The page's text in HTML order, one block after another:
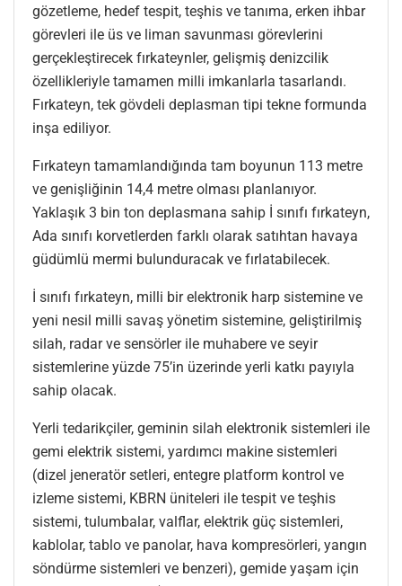
gözetleme, hedef tespit, teşhis ve tanıma, erken ihbar
görevleri ile üs ve liman savunması görevlerini
gerçekleştirecek fırkateynler, gelişmiş denizcilik
özellikleriyle tamamen milli imkanlarla tasarlandı.
Fırkateyn, tek gövdeli deplasman tipi tekne formunda
inşa ediliyor.
Fırkateyn tamamlandığında tam boyunun 113 metre
ve genişliğinin 14,4 metre olması planlanıyor.
Yaklaşık 3 bin ton deplasmana sahip İ sınıfı fırkateyn,
Ada sınıfı korvetlerden farklı olarak satıhtan havaya
güdümlü mermi bulunduracak ve fırlatabilecek.
İ sınıfı fırkateyn, milli bir elektronik harp sistemine ve
yeni nesil milli savaş yönetim sistemine, geliştirilmiş
silah, radar ve sensörler ile muhabere ve seyir
sistemlerine yüzde 75’in üzerinde yerli katkı payıyla
sahip olacak.
Yerli tedarikçiler, geminin silah elektronik sistemleri ile
gemi elektrik sistemi, yardımcı makine sistemleri
(dizel jeneratör setleri, entegre platform kontrol ve
izleme sistemi, KBRN üniteleri ile tespit ve teşhis
sistemi, tulumbalar, valflar, elektrik güç sistemleri,
kablolar, tablo ve panolar, hava kompresörleri, yangın
söndürme sistemleri ve benzeri), gemide yaşam için